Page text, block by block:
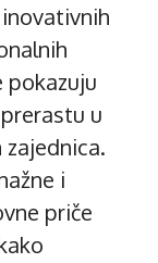
pokazuju
u
i
priče